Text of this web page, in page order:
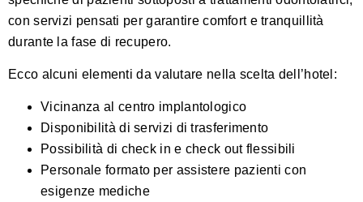
con servizi pensati per garantire comfort e tranquillità
durante la fase di recupero.
Ecco alcuni elementi da valutare nella scelta dell’hotel:
Vicinanza al centro implantologico
Disponibilità di servizi di trasferimento
Possibilità di check in e check out flessibili
Personale formato per assistere pazienti con
esigenze mediche